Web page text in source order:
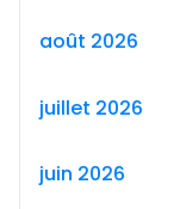
août 2026
juillet 2026
juin 2026